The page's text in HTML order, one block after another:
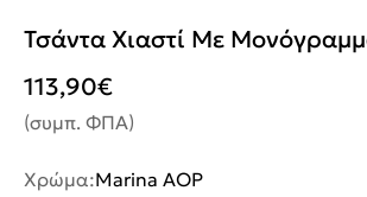
Τσάντα Χιαστί Με
113,90€
(συμπ. ΦΠΑ)
Χρώμα:Marina AOP